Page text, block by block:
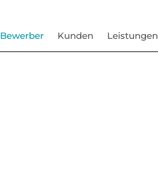
Bewerber Kunden Leistungen